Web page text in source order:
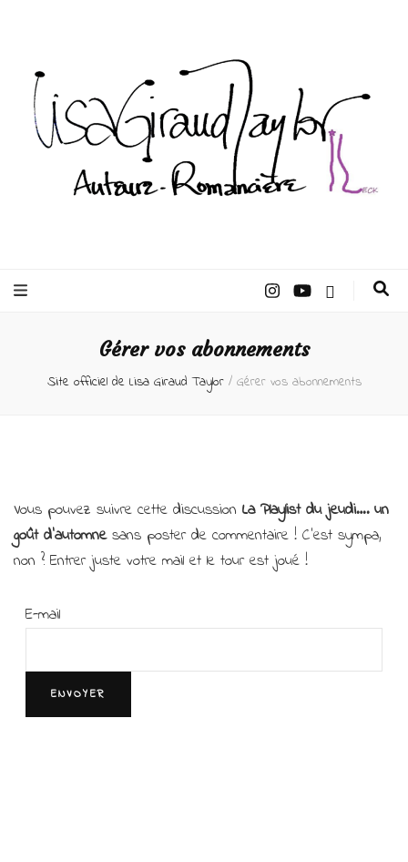
Taylor –
Auteur
Gérer vos abonnements
Site officiel de Lisa Giraud Taylor / Gérer vos abonnements
Vous pouvez suivre cette discussion La Playlist du jeudi…. un
goût d’automnesans poster de commentaire ! C’est sympa,
non ? Entrer juste votre mail et le tour est joué !
E-mail